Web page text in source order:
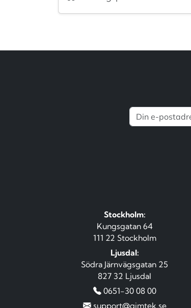
Stockholm:
Kungsgatan 64
111 22 Stockholm
Ljusdal:
Södra Järnvägsgatan 25
827 32 Ljusdal
0651-30 08 00
support@qimtek.se